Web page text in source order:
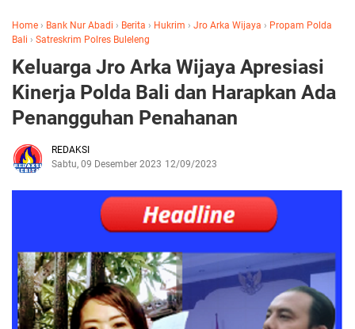
Home › Bank Nur Abadi › Berita › Hukrim › Jro Arka Wijaya › Propam Polda
Bali › Satreskrim Polres Buleleng
Keluarga Jro Arka Wijaya Apresiasi
Kinerja Polda Bali dan Harapkan Ada
Penangguhan Penahanan
REDAKSI
Sabtu, 09 Desember 2023 12/09/2023